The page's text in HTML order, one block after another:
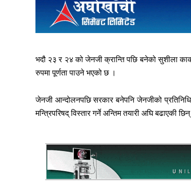
भदौ २३ र २४ को जेनजी क्रान्ति पछि बनेको सुशीला
रुपमा पूर्णता पाउने भएको छ ।
जेनजी आन्दोलनपछि सरकार बनेपनि जेनजीको
मन्त्रिपरिषद् विस्तार गर्ने अन्तिम तयारी अघि बढाएकी